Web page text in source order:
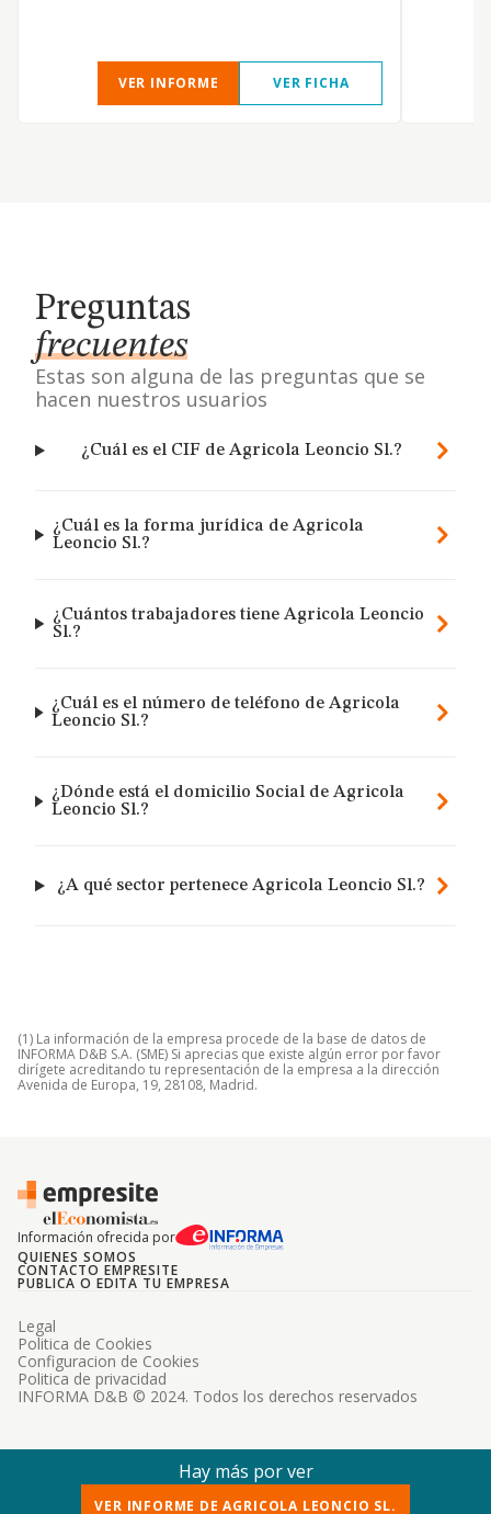
VER INFORME VER FICHA
Preguntas
frecuentes
Estas son alguna de las preguntas que se
hacen nuestros usuarios
¿Cuál es el CIF de Agricola Leoncio Sl.?
¿Cuál es la forma jurídica de Agricola
Leoncio Sl.?
¿Cuántos trabajadores tiene Agricola Leoncio
Sl.?
¿Cuál es el número de teléfono de Agricola
Leoncio Sl.?
¿Dónde está el domicilio Social de Agricola
Leoncio Sl.?
¿A qué sector pertenece Agricola Leoncio Sl.?
(1) La información de la empresa procede de la base de datos de
INFORMA D&B S.A. (SME) Si aprecias que existe algún error por favor
dirígete acreditando tu representación de la empresa a la dirección
Avenida de Europa, 19, 28108, Madrid.
Información ofrecida por
QUIENES SOMOS
CONTACTO EMPRESITE
PUBLICA O EDITA TU EMPRESA
INFORMA D&B © 2024. Todos los derechos reservados
Legal
Politica de Cookies
Configuracion de Cookies
Politica de privacidad
Hay más por ver
VER INFORME DE AGRICOLA LEONCIO SL.